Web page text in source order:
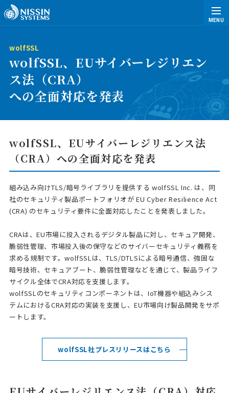
MENU
wolfSSL
wolfSSL、EUサイバーレジリエン
ス法（CRA）
への全面対応を発表
wolfSSL、EUサイバーレジリエンス法
（CRA）への全面対応を発表
組み込み向けTLS/暗号ライブラリを提供する wolfSSL Inc. は、同
社のセキュリティ製品ポートフォリオが EU Cyber Resilience Act
(CRA) のセキュリティ要件に全面対応したことを発表しました。
CRAは、EU市場に投入されるデジタル製品に対し、セキュア開発、
脆弱性管理、市場投入後の保守などのサイバーセキュリティ義務を
求める規制です。wolfSSLは、TLS/DTLSによる暗号通信、強固な
暗号技術、セキュアブート、脆弱性管理などを通じて、製品ライフ
サイクル全体でCRA対応を支援します。
wolfSSLのセキュリティコンポーネントは、IoT機器や組込みシス
テムにおけるCRA対応の実装を支援し、EU市場向け製品開発をサポ
ートします。
wolfSSL社プレスリリースはこちら